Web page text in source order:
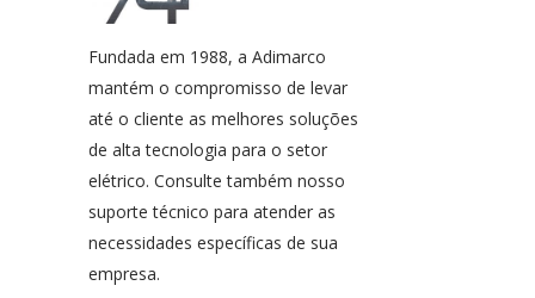
Fundada em 1988, a Adimarco
mantém o compromisso de levar
até o cliente as melhores soluções
de alta tecnologia para o setor
elétrico. Consulte também nosso
suporte técnico para atender as
necessidades específicas de sua
empresa.